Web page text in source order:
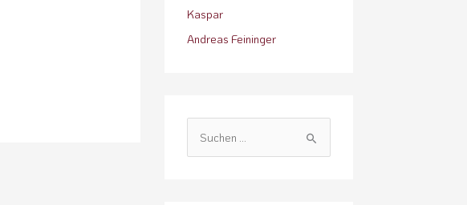
Kaspar
Andreas Feininger
u